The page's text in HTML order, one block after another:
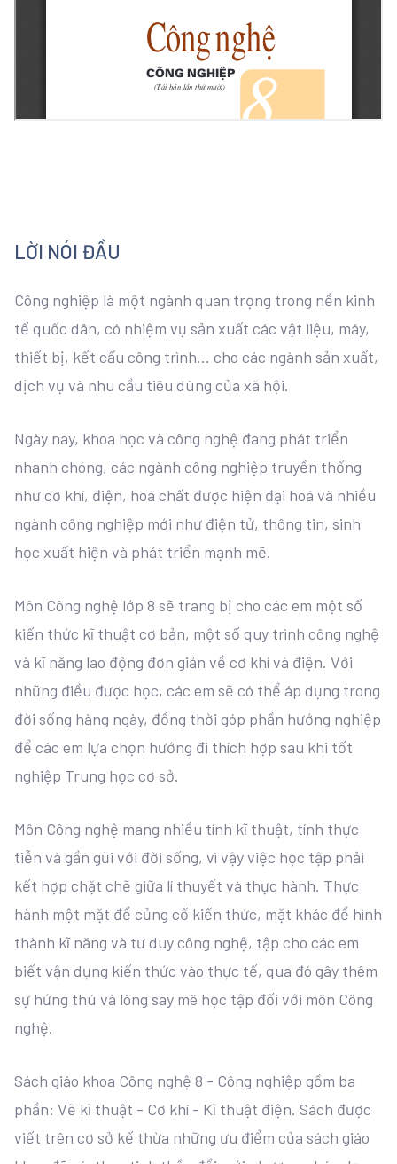
LỜI NÓI ĐẦU
Công nghiệp là một ngành quan trọng trong nền kinh
tế quốc dân, có nhiệm vụ sản xuất các vật liệu, máy,
thiết bị, kết cấu công trình... cho các ngành sản xuất,
dịch vụ và nhu cầu tiêu dùng của xã hội.
Ngày nay, khoa học và công nghệ đang phát triển
nhanh chóng, các ngành công nghiệp truyền thống
như cơ khí, điện, hoá chất được hiện đại hoá và nhiều
ngành công nghiệp mới như điện tử, thông tin, sinh
học xuất hiện và phát triển mạnh mẽ.
Môn Công nghệ lớp 8 sẽ trang bị cho các em một số
kiến thức kĩ thuật cơ bản, một số quy trình công nghệ
và kĩ năng lao động đơn giản về cơ khí và điện. Với
những điều được học, các em sẽ có thể áp dụng trong
đời sống hàng ngày, đồng thời góp phần hướng nghiệp
để các em lựa chọn hướng đi thích hợp sau khi tốt
nghiệp Trung học cơ sở.
Môn Công nghệ mang nhiều tính kĩ thuật, tính thực
tiễn và gần gũi với đời sống, vì vậy việc học tập phải
kết hợp chặt chẽ giữa lí thuyết và thực hành. Thực
hành một mặt để củng cố kiến thức, mặt khác để hình
thành kĩ năng và tư duy công nghệ, tập cho các em
biết vận dụng kiến thức vào thực tế, qua đó gây thêm
sự hứng thú và lòng say mê học tập đối với môn Công
nghệ.
Sách giáo khoa Công nghệ 8 - Công nghiệp gồm ba
phần: Vẽ kĩ thuật - Cơ khí - Kĩ thuật điện. Sách được
viết trên cơ sở kế thừa những ưu điểm của sách giáo